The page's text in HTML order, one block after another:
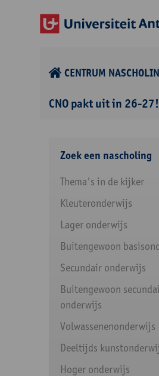
CENTRUM
CNO pakt uit in 26-27!
Zoek een nascholing
Thema's in de kijker
Kleuteronderwijs
Lager onderwijs
Buitengewoon
Secundair onderwijs
Buitengewoon
onderwijs
Volwassenenonderwijs
Deeltijds
Hoger onderwijs